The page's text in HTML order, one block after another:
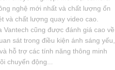
nghệ mới nhất và chất lượng ổn
và chất lượng quay video cao.
Vantech cũng được đánh giá cao về
sát trong điều kiện ánh sáng yếu,
hỗ trợ các tính năng thông minh
chuyển động...